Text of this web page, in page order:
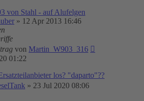
von Stahl - auf Alufelgen
» 12 Apr 2013 16:46
von Martin_W903_316
01:22
los? "daparto"??
» 23 Jul 2020 08:06